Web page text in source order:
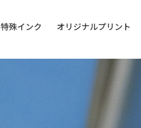
特殊インク オリジナルプリント